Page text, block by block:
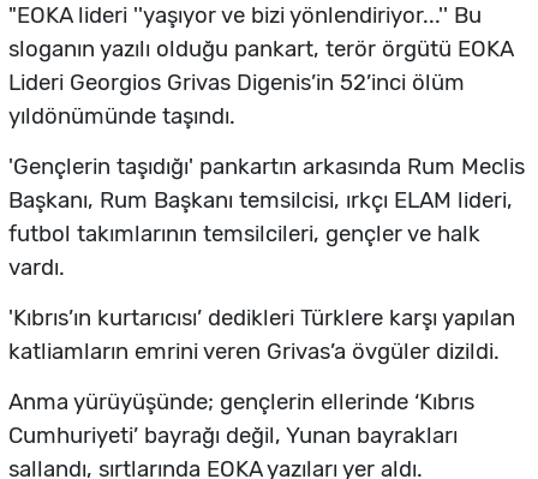
"EOKA lideri ''yaşıyor ve bizi yönlendiriyor...'' Bu
sloganın yazılı olduğu pankart, terör örgütü EOKA
Lideri Georgios Grivas Digenis’in 52’inci ölüm
yıldönümünde taşındı.
'Gençlerin taşıdığı' pankartın arkasında Rum Meclis
Başkanı, Rum Başkanı temsilcisi, ırkçı ELAM lideri,
futbol takımlarının temsilcileri, gençler ve halk
vardı.
'Kıbrıs’ın kurtarıcısı’ dedikleri Türklere karşı yapılan
katliamların emrini veren Grivas’a övgüler dizildi.
Anma yürüyüşünde; gençlerin ellerinde ‘Kıbrıs
Cumhuriyeti’ bayrağı değil, Yunan bayrakları
sallandı, sırtlarında EOKA yazıları yer aldı.